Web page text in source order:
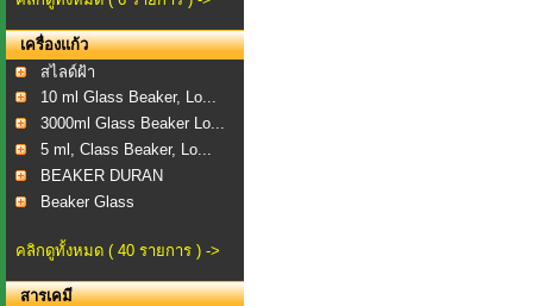
เครื่องแก้ว
สไลด์ฝ้า
10 ml Glass Beaker, Lo...
3000ml Glass Beaker Lo...
5 ml, Class Beaker, Lo...
BEAKER DURAN
Beaker Glass
คลิกดูทั้งหมด ( 40 รายการ ) ->
สารเคมี